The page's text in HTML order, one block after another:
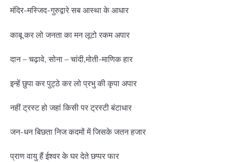
मंदिर-मस्जिद-गुरुद्वारे सब आस्था के आधार
काबू कर लो जनता का मन लूटो रकम अपार
दान – चढ़ावे, सोना – चांदी,मोती-माणिक हार
इन्हें छुपा कर पुट्ठे कर लो प्रभु की कृपा अपार
नहीं ट्रस्ट हो जहां किसी पर ट्रस्टी बंटाधार
जन-धन बिछता निज कदमों में जिसके जतन हजार
प्राण वायु हैं ईश्वर के घर देते छप्पर फार